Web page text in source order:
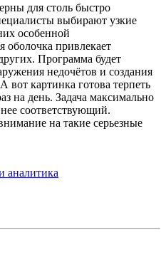
для столь быстро
выбирают узкие
особенной
оболочка привлекает
Программа будет
недочётов и создания
картинка готова терпеть
на день. Задача максимально
соответствующий.
на такие серьезные
аналитика